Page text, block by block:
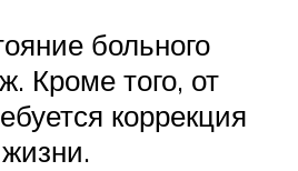
больного
Кроме того, от
коррекция